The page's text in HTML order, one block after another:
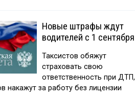
Новые штрафы ждут
водителей с 1 сентября
Таксистов обяжут
страховать свою
ответственность при ДТП,
накажут за работу без лицензии